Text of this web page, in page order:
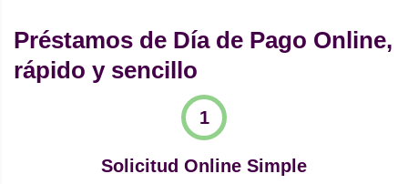
Préstamos de Día de Pago Online,
rápido y sencillo
Solicitud Online Simple